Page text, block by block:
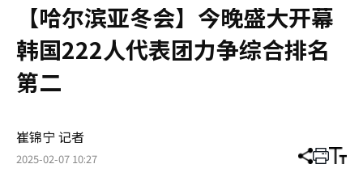
【哈尔滨亚冬会】今晚盛大开幕
韩国222人代表团力争综合排名
第二
崔锦宁 记者
2025-02-07 10:27 分 打 调